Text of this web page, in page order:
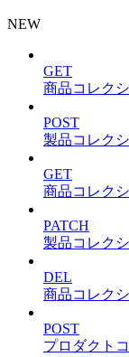
NEW
GET
商品コレク
POST
製品コレク
GET
商品コレク
PATCH
製品コレク
DEL
商品コレク
POST
プロダクト